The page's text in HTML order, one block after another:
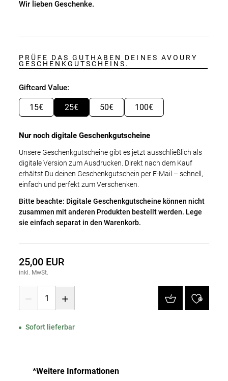
Wir lieben Geschenke.
PRÜFE DAS GUTHABEN DEINES AVOURY
GESCHENKGUTSCHEINS.
Giftcard Value:
15€ 25€ 50€ 100€
Nur noch digitale Geschenkgutscheine
Unsere Geschenkgutscheine gibt es jetzt ausschließlich als
digitale Version zum Ausdrucken. Direkt nach dem Kauf
erhältst Du deinen Geschenkgutschein per E-Mail – schnell,
einfach und perfekt zum Verschenken.
Bitte beachte: Digitale Geschenkgutscheine können nicht
zusammen mit anderen Produkten bestellt werden. Lege
sie einfach separat in den Warenkorb.
25,00 EUR
inkl. MwSt.
1
Sofort lieferbar
*Weitere Informationen